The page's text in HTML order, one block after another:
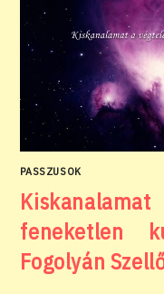
PASSZUSOK
feneketlen
Fogolyán